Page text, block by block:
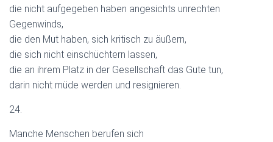
die nicht aufgegeben haben angesichts unrechten
Gegenwinds,
die den Mut haben, sich kritisch zu äußern,
die sich nicht einschüchtern lassen,
die an ihrem Platz in der Gesellschaft das Gute tun,
darin nicht müde werden und resignieren.
24.
Manche Menschen berufen sich